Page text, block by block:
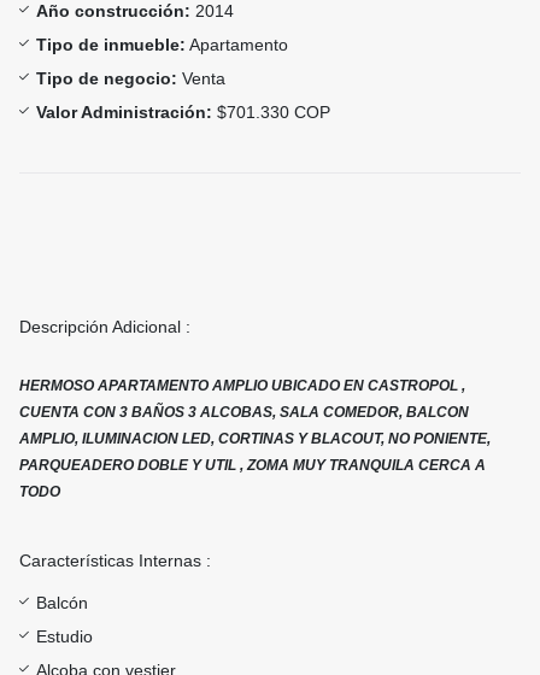
Año construcción: 2014
Tipo de inmueble: Apartamento
Tipo de negocio: Venta
Valor Administración: $701.330 COP
Descripción Adicional :
HERMOSO APARTAMENTO AMPLIO UBICADO EN CASTROPOL ,
CUENTA CON 3 BAÑOS 3 ALCOBAS, SALA COMEDOR, BALCON
AMPLIO, ILUMINACION LED, CORTINAS Y BLACOUT, NO PONIENTE,
PARQUEADERO DOBLE Y UTIL , ZOMA MUY TRANQUILA CERCA A
TODO
Características Internas :
Balcón
Estudio
Alcoba con vestier